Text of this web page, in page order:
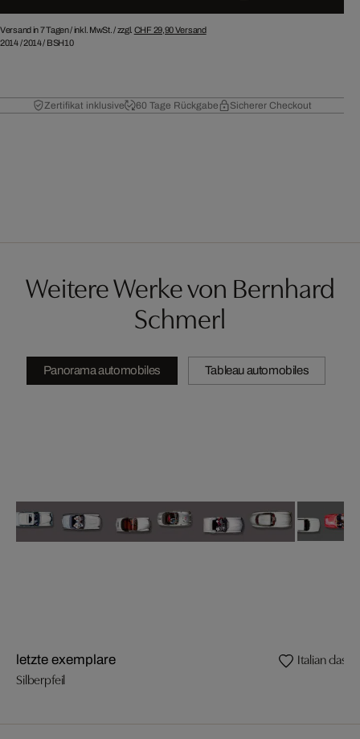
Versand in 7 Tagen /inkl. MwSt. / zzgl. CHF 29,90Versand
2014/2014/ BSH10
Zertifikat inklusive 60 Tage Rückgabe Sicherer Checkout
Weitere Werke von Bernhard
Schmerl
Panorama automobiles Tableau automobiles
letzte exemplare
Silberpfeil
Italian classic